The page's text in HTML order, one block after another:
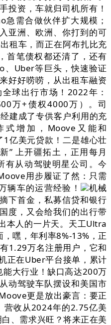
投资，车就归司机所有！
需合做伙伴扩大规模；
亚洲、欧洲、你打到的可
租车，而正在阿布扎比充
首笔债权都还清了，还有
、Uber等巨头，快速验证
好好唠唠，从出租车融资
球出行市场！2022年：
万+债权4000万）。司
建成了专供客户利用的充
增加，Moove又能和
亿美元贷款！二是雄心壮
” 上开疆拓土，正用每月
有从动驾驶明星公司。今
用步履证了然：只需
辆车的运营经验！
机械
下首金，私募信贷和银行
度，又会给我们的出行带
本人的一片天。天工Ultra
，嘿，年利率8%-13%，正
1.29万名注册用户，它和
正在Uber平台接单，累计
大行业！缺口高达200万
动驾驶车队摆设和美国市
更是放出豪言：要正
营收从2024年的2.75亿美
、需求兴旺？将来正在美